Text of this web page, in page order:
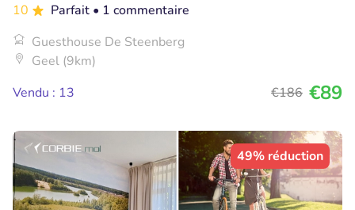
10 Parfait • 1 commentaire
Guesthouse De Steenberg
Geel (9km)
Vendu : 13
€186 €89
49% réduction